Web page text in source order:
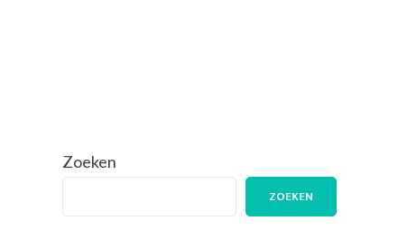
Zoeken
ZOEKEN